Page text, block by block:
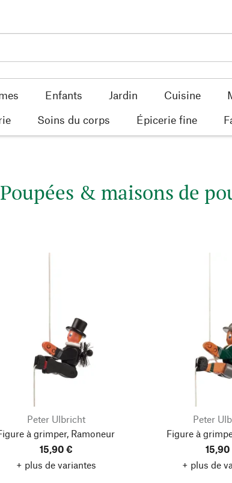
Enfants Jardin Cuisine
Soins du corps Épicerie fine
Poupées & maisons de
Peter Ulbricht
à grimper, Ramoneur
15,90 €
+ plus de variantes
Peter
Figure à
15,90
+ plus de